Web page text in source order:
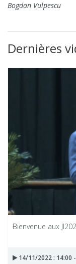
Bogdan Vulpescu
Dernières
Bienvenue aux
14/11/2022 : 14:00